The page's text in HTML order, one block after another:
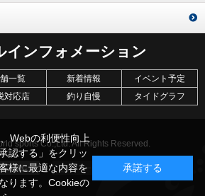
インフォメーション
一覧 新着情報
イベント予定
対応店 釣り自慢
タイドグラフ
sports Co.,Ltd. All Rights Reserved.
Webの利便性向上
認する」をクリッ
様に最適な内容を
ります。Cookieの
承諾する